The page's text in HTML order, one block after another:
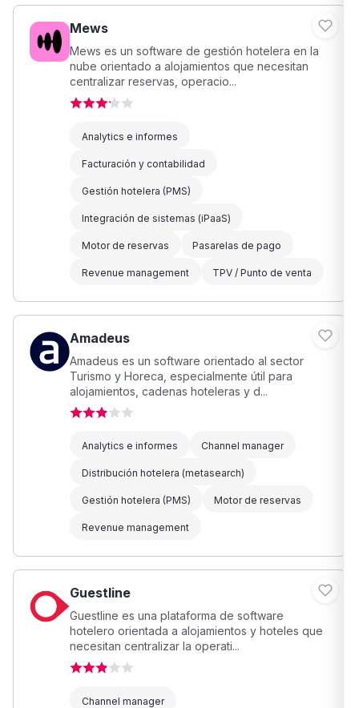
Mews
Mews es un software de gestión hotelera en la
nube orientado a alojamientos que necesitan
centralizar reservas, operacio...
Analytics e informes
Facturación y contabilidad
Gestión hotelera (PMS)
Integración de sistemas (iPaaS)
Motor de reservas Pasarelas de pago
Revenue management TPV / Punto de venta
Amadeus
Amadeus es un software orientado al sector
Turismo y Horeca, especialmente útil para
alojamientos, cadenas hoteleras y d...
Analytics e informes Channel manager
Distribución hotelera (metasearch)
Gestión hotelera (PMS) Motor de reservas
Revenue management
Guestline
Guestline es una plataforma de software
hotelero orientada a alojamientos y hoteles que
necesitan centralizar la operati...
Channel manager